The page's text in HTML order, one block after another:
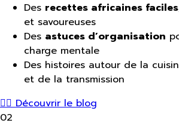
Des recettes africaines faciles
et savoureuses
Des astuces d’organisation
charge mentale
Des histoires autour de la
et de la transmission
👉🏾 Découvrir le blog
02